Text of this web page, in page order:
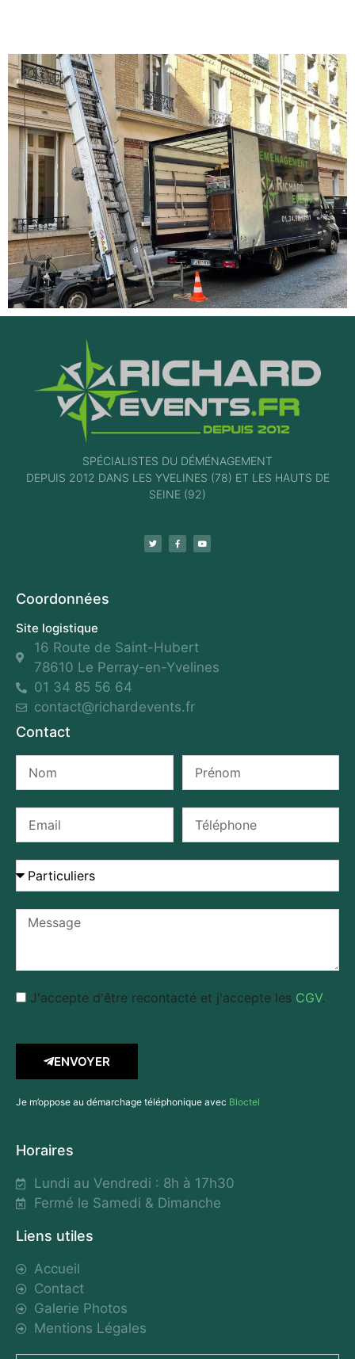
SPÉCIALISTES DU DÉMÉNAGEMENT
DEPUIS 2012 DANS LES YVELINES (78) ET LES HAUTS DE
SEINE (92)
Coordonnées
Site logistique
16 Route de Saint-Hubert
78610 Le Perray-en-Yvelines
01 34 85 56 64
contact@richardevents.fr
Contact
J'accepte d'être recontacté et j'accepte les CGV.
ENVOYER
Je m’oppose au démarchage téléphonique avec Bloctel
Horaires
Lundi au Vendredi : 8h à 17h30
Fermé le Samedi & Dimanche
Liens utiles
Accueil
Contact
Galerie Photos
Mentions Légales